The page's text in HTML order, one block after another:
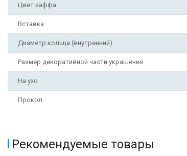
Цвет каффа
Вставка
Диаметр кольца (внутренний)
Размер декоративной части украшения
На ухо
Прокол
Рекомендуемые товары